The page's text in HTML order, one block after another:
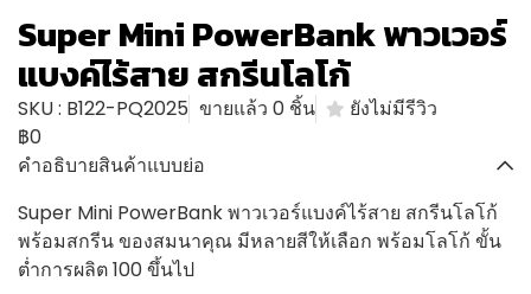
Super Mini PowerBank พาวเวอร์
แบงค์ไร้สาย สกรีนโลโก้
SKU : B122-PQ2025 ขายแล้ว 0 ชิ้น
ยังไม่มีรีวิว
฿0
คำอธิบายสินค้าแบบย่อ
Super Mini PowerBank พาวเวอร์แบงค์ไร้สาย สกรีนโลโก้
พร้อมสกรีน ของสมนาคุณ มีหลายสีให้เลือก พร้อมโลโก้ ขั้น
ต่ำการผลิต 100 ขึ้นไป